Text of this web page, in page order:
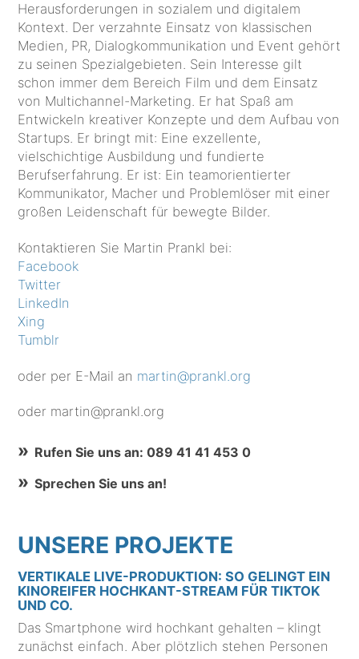
Herausforderungen in sozialem und digitalem
Kontext. Der verzahnte Einsatz von klassischen
Medien, PR, Dialogkommunikation und Event gehört
zu seinen Spezialgebieten. Sein Interesse gilt
schon immer dem Bereich Film und dem Einsatz
von Multichannel-Marketing. Er hat Spaß am
Entwickeln kreativer Konzepte und dem Aufbau von
Startups. Er bringt mit: Eine exzellente,
vielschichtige Ausbildung und fundierte
Berufserfahrung. Er ist: Ein teamorientierter
Kommunikator, Macher und Problemlöser mit einer
großen Leidenschaft für bewegte Bilder.
Kontaktieren Sie Martin Prankl bei:
Facebook
Twitter
LinkedIn
Xing
Tumblr
oder per E-Mail an martin@prankl.org
oder martin@prankl.org
Rufen Sie uns an: 089 41 41 453 0
Sprechen Sie uns an!
UNSERE PROJEKTE
VERTIKALE LIVE-PRODUKTION: SO GELINGT EIN
KINOREIFER HOCHKANT-STREAM FÜR TIKTOK
UND CO.
Das Smartphone wird hochkant gehalten – klingt
zunächst einfach. Aber plötzlich stehen Personen